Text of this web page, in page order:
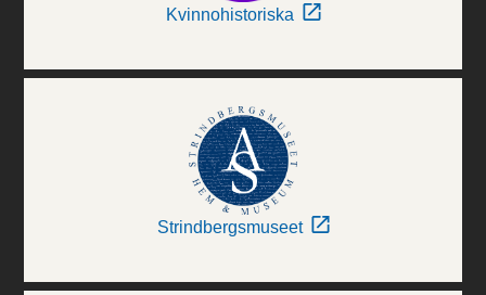
Kvinnohistoriska
Strindbergsmuseet